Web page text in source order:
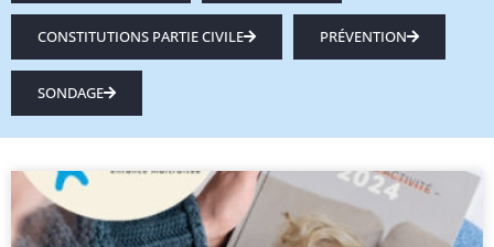
CONSTITUTIONS PARTIE CIVILE PRÉVENTION
SONDAGE